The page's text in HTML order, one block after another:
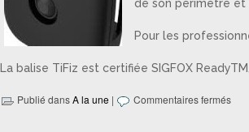
de son périmètre et
Pour les
La balise TiFiz est certifiée SIGFOX
Publié dansA la une | Commentaires fermés